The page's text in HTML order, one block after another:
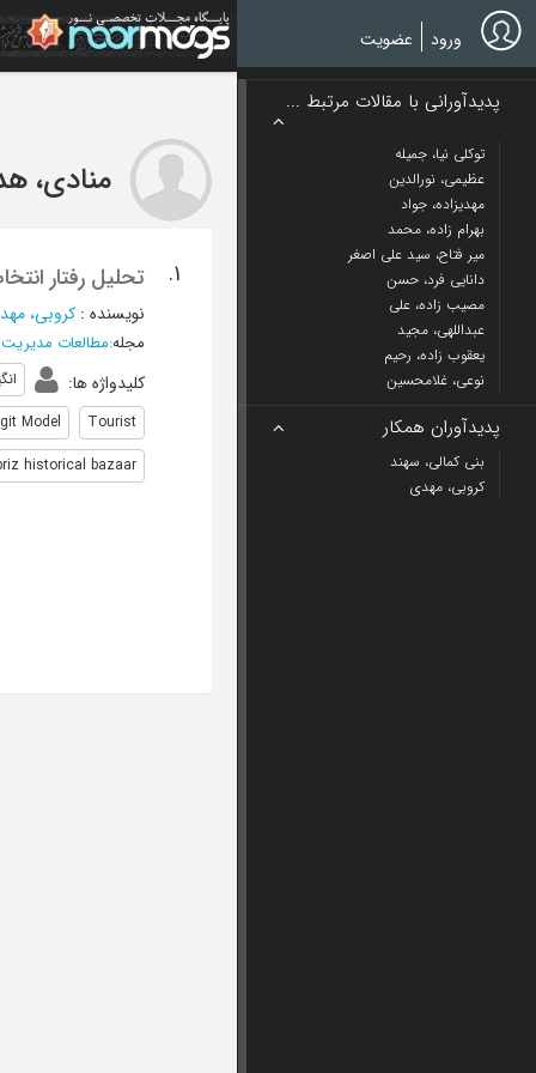
Skip
to
main
ورود عضویت
پدیدآورانی با مقالات مرتبط ...
توکلی نیا، جمیله
عظیمی، نورالدین
مهدیزاده، جواد
بهرام زاده، محمد
میر فتاح، سید علی اصغر
دانایی فرد، حسن
مصیب زاده، علی
عبداللهی، مجید
یعقوب زاده، رحیم
نوعی، غلامحسین
پدیدآوران همکار
بنی کمالی، سهند
کروبی، مهدی
منادی،
1. تحلیل رفتار
نویسنده : کروبی،
مجله:مطالعات
کلیدواژه ها:
Tourist
Model
historical bazaar